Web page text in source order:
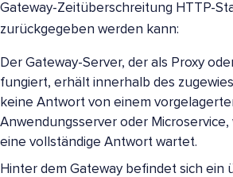
Gateway-Zeitüberschreitung HTTP-
zurückgegeben werden kann:
Der Gateway-Server, der als Proxy
fungiert, erhält innerhalb des
keine Antwort von einem
Anwendungsserver oder
eine vollständige Antwort wartet.
Hinter dem Gateway befindet sich ein